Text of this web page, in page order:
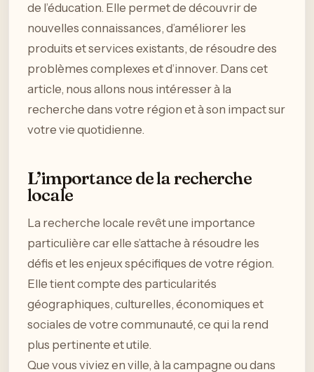
de l’éducation. Elle permet de découvrir de
nouvelles connaissances, d’améliorer les
produits et services existants, de résoudre des
problèmes complexes et d’innover. Dans cet
article, nous allons nous intéresser à la
recherche dans votre région et à son impact sur
votre vie quotidienne.
L’importance de la recherche
locale
La recherche locale revêt une importance
particulière car elle s’attache à résoudre les
défis et les enjeux spécifiques de votre région.
Elle tient compte des particularités
géographiques, culturelles, économiques et
sociales de votre communauté, ce qui la rend
plus pertinente et utile.
Que vous viviez en ville, à la campagne ou dans